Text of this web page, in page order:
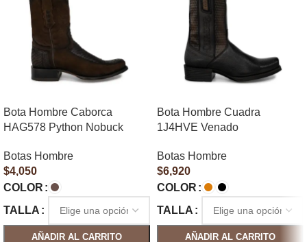
Bota Hombre Caborca
HAG578 Python Nobuck
Botas Hombre
$4,050
COLOR
TALLA
AÑADIR AL CARRITO
Bota Hombre Cuadra
1J4HVE Venado
Botas Hombre
$6,920
COLOR
TALLA
AÑADIR AL CARRITO